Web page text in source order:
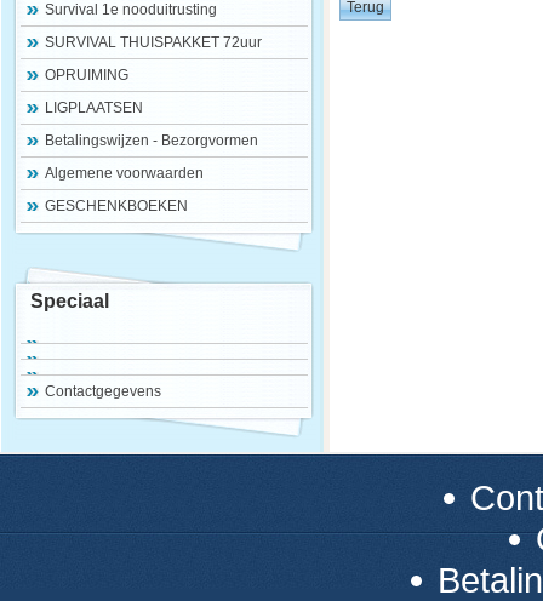
Survival 1e nooduitrusting
SURVIVAL THUISPAKKET 72uur
OPRUIMING
LIGPLAATSEN
Betalingswijzen - Bezorgvormen
Algemene voorwaarden
GESCHENKBOEKEN
Speciaal
Contactgegevens